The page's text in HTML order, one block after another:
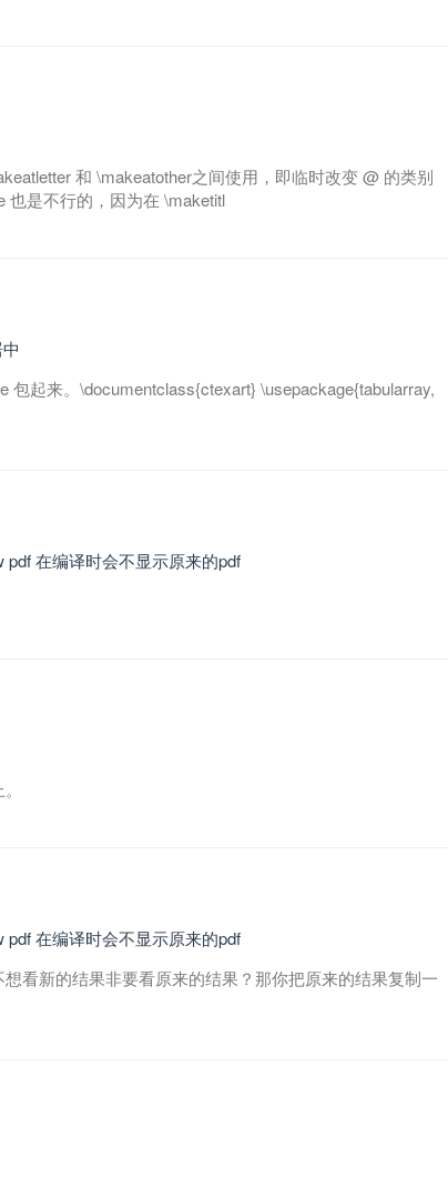
和 \makeatother之间使用，即临时改变 @ 的类别
也是不行的，因为在 \maketitl
包起来。\documentclass{ctexart} \usepackage{tabularray,
在编译时会不显示原来的pdf
在编译时会不显示原来的pdf
看新的结果非要看原来的结果？那你把原来的结果复制一